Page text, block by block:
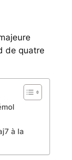
de quatre
à la